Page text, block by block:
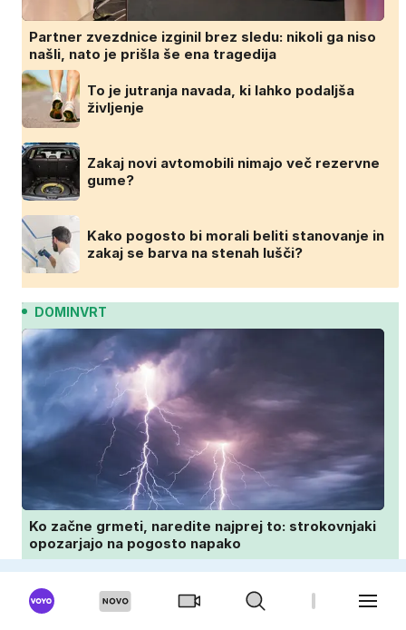
Partner zvezdnice izginil brez sledu: nikoli ga niso
našli, nato je prišla še ena tragedija
To je jutranja navada, ki lahko podaljša
življenje
Zakaj novi avtomobili nimajo več rezervne
gume?
Kako pogosto bi morali beliti stanovanje in
zakaj se barva na stenah lušči?
DOMINVRT
Ko začne grmeti, naredite najprej to: strokovnjaki
opozarjajo na pogosto napako
vedeti, preden se lotite nove trate